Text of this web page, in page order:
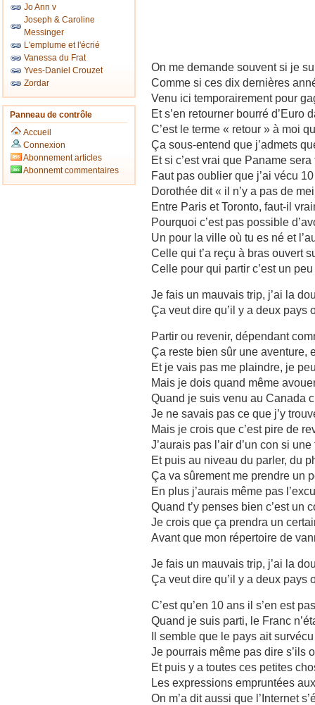
Jo Ann v
Joseph & Caroline
Messinger
L'emplume et l'écrié
Vanessa du Frat
Yves-Daniel Crouzet
Zordar
Panneau de contrôle
Accueil
Connexion
Abonnement articles
Abonnemt commentaires
On me demande souvent si je
Comme si ces dix dernières
Venu ici temporairement pour
Et s’en retourner bourré d’Euro
C’est le terme « retour » à moi
Ça sous-entend que j’admets
Et si c’est vrai que Paname
Faut pas oublier que j’ai vécu
Dorothée dit « il n’y a pas de
Entre Paris et Toronto, faut-il
Pourquoi c’est pas possible
Un pour la ville où tu es né et
Celle qui t’a reçu à bras ouvert
Celle pour qui partir c’est un
Je fais un mauvais trip, j’ai la
Ça veut dire qu’il y a deux pays
Partir ou revenir, dépendant
Ça reste bien sûr une aventure,
Et je vais pas me plaindre, je
Mais je dois quand même
Quand je suis venu au Canada
Je ne savais pas ce que j’y
Mais je crois que c’est pire de
J’aurais pas l’air d’un con si
Et puis au niveau du parler, du
Ça va sûrement me prendre un
En plus j’aurais même pas
Quand t’y penses bien c’est un
Je crois que ça prendra un
Avant que mon répertoire de
Je fais un mauvais trip, j’ai la
Ça veut dire qu’il y a deux pays
C’est qu’en 10 ans il s’en est
Quand je suis parti, le Franc
Il semble que le pays ait
Je pourrais même pas dire s’ils
Et puis y a toutes ces petites
Les expressions empruntées
On m’a dit aussi que l’Internet